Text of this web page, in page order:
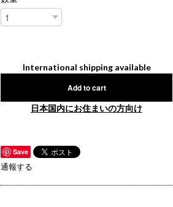
International shipping available
Add to cart
日本国内にお住まいの方向け
Save
通報する